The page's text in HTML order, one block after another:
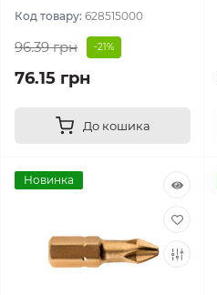
Код товару: 628515000
96.39 грн -21%
76.15 грн
До кошика
Новинка